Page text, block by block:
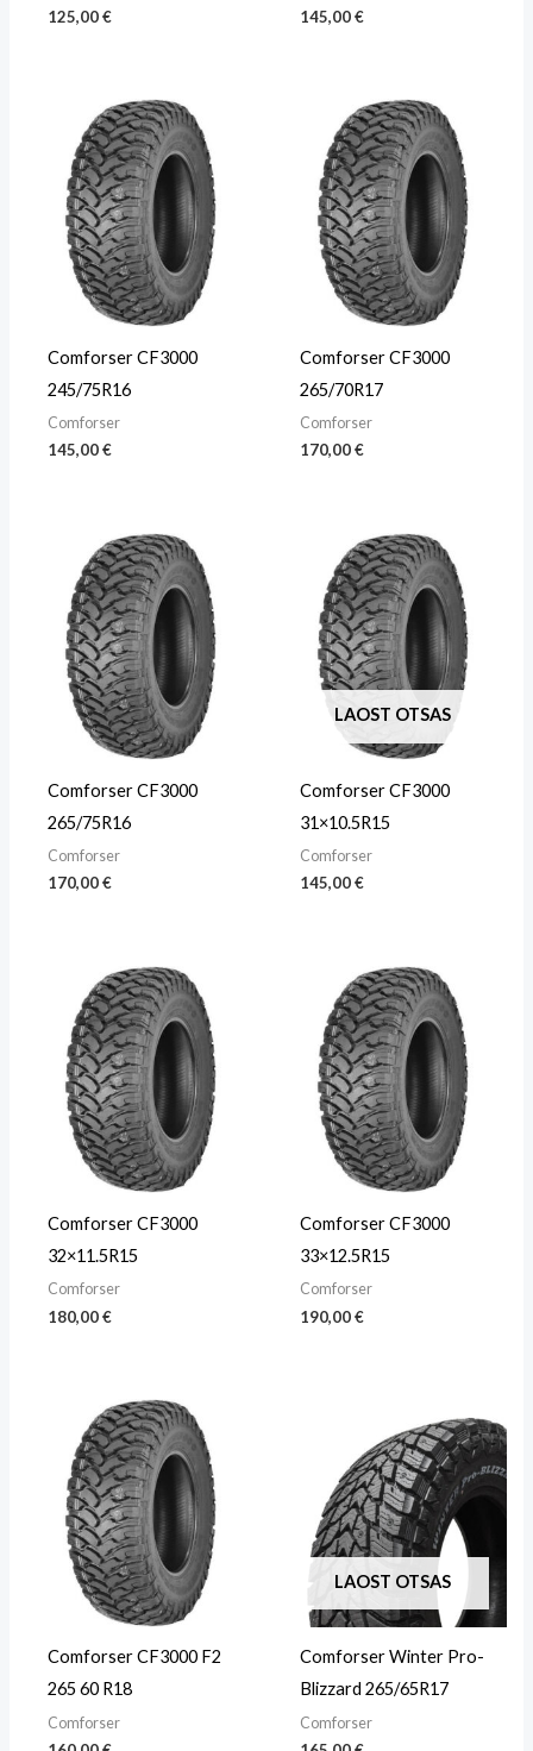
125,00€ 145,00€
Comforser CF3000
245/75R16
Comforser
145,00€
Comforser CF3000
265/70R17
Comforser
170,00€
Comforser CF3000
265/75R16
Comforser
170,00€
LAOST OTSAS
Comforser CF3000
31×10.5R15
Comforser
145,00€
Comforser CF3000
32×11.5R15
Comforser
180,00€
Comforser CF3000
33×12.5R15
Comforser
190,00€
Comforser CF3000 F2
265 60 R18
Comforser
LAOST OTSAS
Comforser Winter Pro-
Blizzard 265/65R17
Comforser